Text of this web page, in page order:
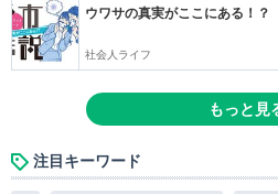
ウワサの真実がここにある！
社会人ライフ
もっと見
注目キーワード